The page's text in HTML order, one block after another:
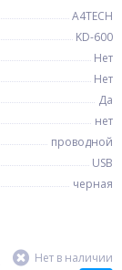
A4TECH
KD-600
Нет
Нет
Да
нет
проводной
USB
черная
Нет в наличии